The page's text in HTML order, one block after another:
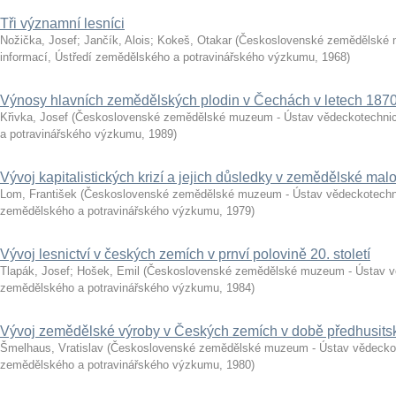
Tři významní lesníci
Nožička, Josef; Jančík, Alois; Kokeš, Otakar (Československé zemědělské
informací, Ústředí zemědělského a potravinářského výzkumu, 1968)
Výnosy hlavních zemědělských plodin v Čechách v letech
Křivka, Josef (Československé zemědělské muzeum - Ústav
a potravinářského výzkumu, 1989)
Vývoj kapitalistických krizí a jejich důsledky v zemědělské
Lom, František (Československé zemědělské muzeum - Ústav
zemědělského a potravinářského výzkumu, 1979)
Vývoj lesnictví v českých zemích v prnví polovině 20. století
Tlapák, Josef; Hošek, Emil (Československé zemědělské muzeum - Ústav
zemědělského a potravinářského výzkumu, 1984)
Vývoj zemědělské výroby v Českých zemích v době
Šmelhaus, Vratislav (Československé zemědělské muzeum - Ústav
zemědělského a potravinářského výzkumu, 1980)